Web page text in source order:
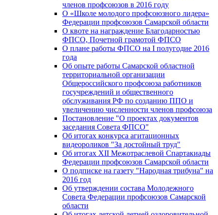
членов профсоюзов в 2016 году
О «Школе молодого профсоюзного лидера»
Федерации профсоюзов Самарской области
О квоте на награждение Благодарностью
ФПСО, Почетной грамотой ФПСО
О плане работы ФПСО на I полугодие 2016
года
Об опыте работы Самарской областной
территориальной организации
Общероссийского профсоюза работников
госучреждений и общественного
обслуживания РФ по созданию ППО и
увеличению численности членов профсоюза
Постановление "О проектах документов
заседания Совета ФПСО"
Об итогах конкурса агитационных
видеороликов "За достойный труд"
Об итогах XII Межотраслевой Спартакиады
Федерации профсоюзов Самарской области
О подписке на газету "Народная трибуна" на
2016 год
Об утверждении состава Молодежного
Совета Федерации профсоюзов Самарской
области